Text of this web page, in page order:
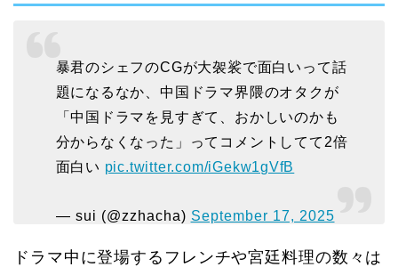
暴君のシェフのCGが大袈裟で面白いって話
題になるなか、中国ドラマ界隈のオタクが
「中国ドラマを見すぎて、おかしいのかも
分からなくなった」ってコメントしてて2倍
面白い pic.twitter.com/iGekw1gVfB
— sui (@zzhacha) September 17, 2025
ドラマ中に登場するフレンチや宮廷料理の数々は